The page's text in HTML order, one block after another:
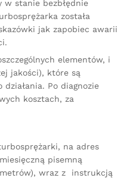
w stanie bezbłędnie
została
jak zapobiec awarii
elementów, i
jakości), które są
działania. Po diagnozie
kosztach, za
na adres
pisemną
wraz z instrukcją